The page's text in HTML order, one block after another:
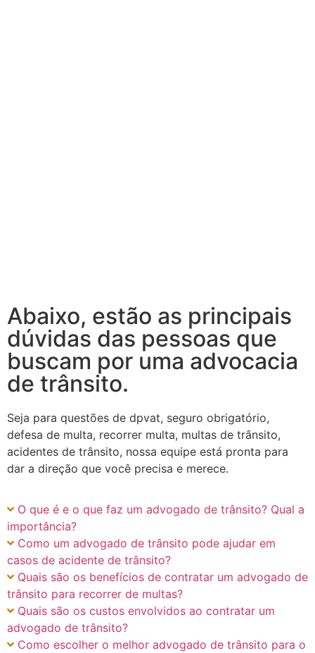
Abaixo, estão as principais
dúvidas das pessoas que
buscam por uma advocacia
de trânsito.
Seja para questões de dpvat, seguro obrigatório,
defesa de multa, recorrer multa, multas de trânsito,
acidentes de trânsito, nossa equipe está pronta para
dar a direção que você precisa e merece.
O que é e o que faz um advogado de trânsito? Qual a
importância?
Como um advogado de trânsito pode ajudar em
casos de acidente de trânsito?
Quais são os benefícios de contratar um advogado de
trânsito para recorrer de multas?
Quais são os custos envolvidos ao contratar um
advogado de trânsito?
Como escolher o melhor advogado de trânsito para o